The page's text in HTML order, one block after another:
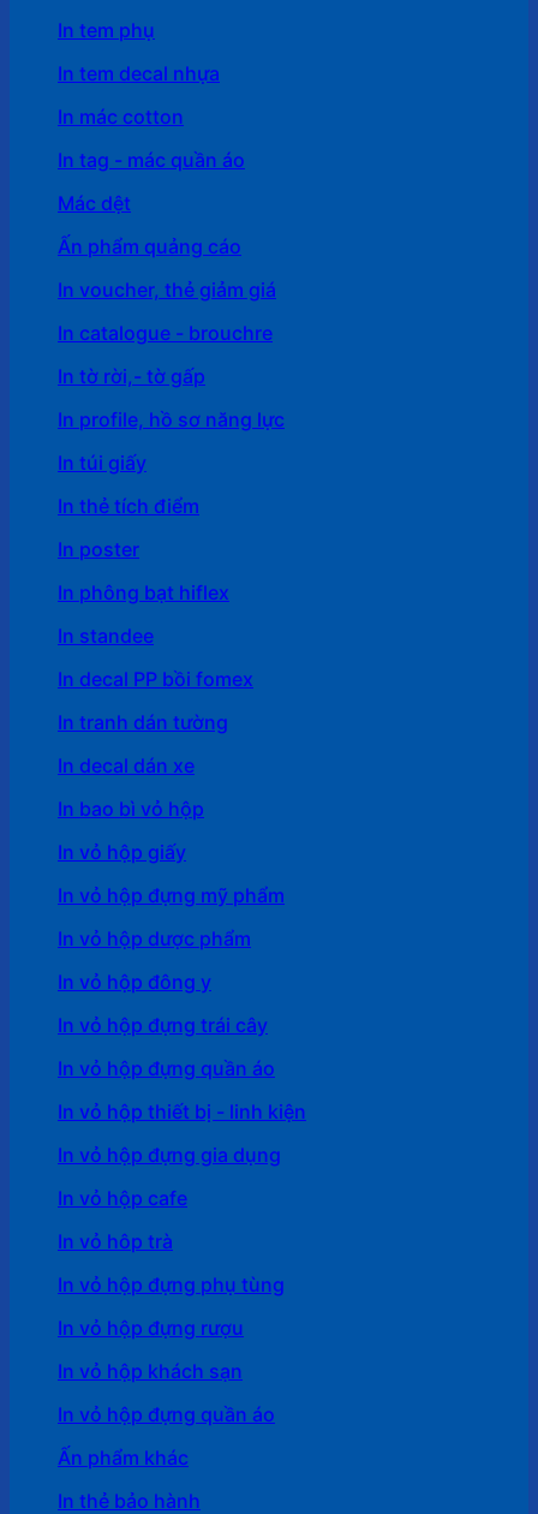
In tem phụ
In tem decal nhựa
In mác cotton
In tag - mác quần áo
Mác dệt
Ấn phẩm quảng cáo
In voucher, thẻ giảm giá
In catalogue - brouchre
In tờ rời,- tờ gấp
In profile, hồ sơ năng lực
In túi giấy
In thẻ tích điểm
In poster
In phông bạt hiflex
In standee
In decal PP bồi fomex
In tranh dán tường
In decal dán xe
In bao bì vỏ hộp
In vỏ hộp giấy
In vỏ hộp đựng mỹ phẩm
In vỏ hộp dược phẩm
In vỏ hộp đông y
In vỏ hộp đựng trái cây
In vỏ hộp đựng quần áo
In vỏ hộp thiết bị - linh kiện
In vỏ hộp đựng gia dụng
In vỏ hộp cafe
In vỏ hôp trà
In vỏ hộp đựng phụ tùng
In vỏ hộp đựng rượu
In vỏ hộp khách sạn
In vỏ hộp đựng quần áo
Ấn phẩm khác
In thẻ bảo hành